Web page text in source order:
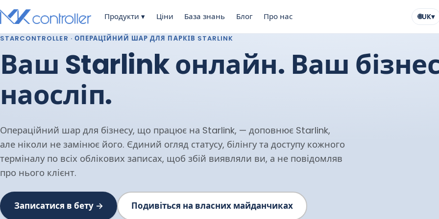
to
Продукти▾ Ціни База знань Блог Про нас 🌐UK▾
Мова
STARCONTROLLER · ОПЕРАЦІЙНИЙ ШАР ДЛЯ ПАРКІВ STARLINK
Ваш Starlink онлайн. Ваш бізнес
наосліп.
Операційний шар для бізнесу, що працює на Starlink, — доповнює Starlink,
але ніколи не замінює його. Єдиний огляд статусу, білінгу та доступу кожного
терміналу по всіх облікових записах, щоб збій виявляли ви, а не повідомляв
про нього клієнт.
Записатися в бету → Подивіться на власних майданчиках